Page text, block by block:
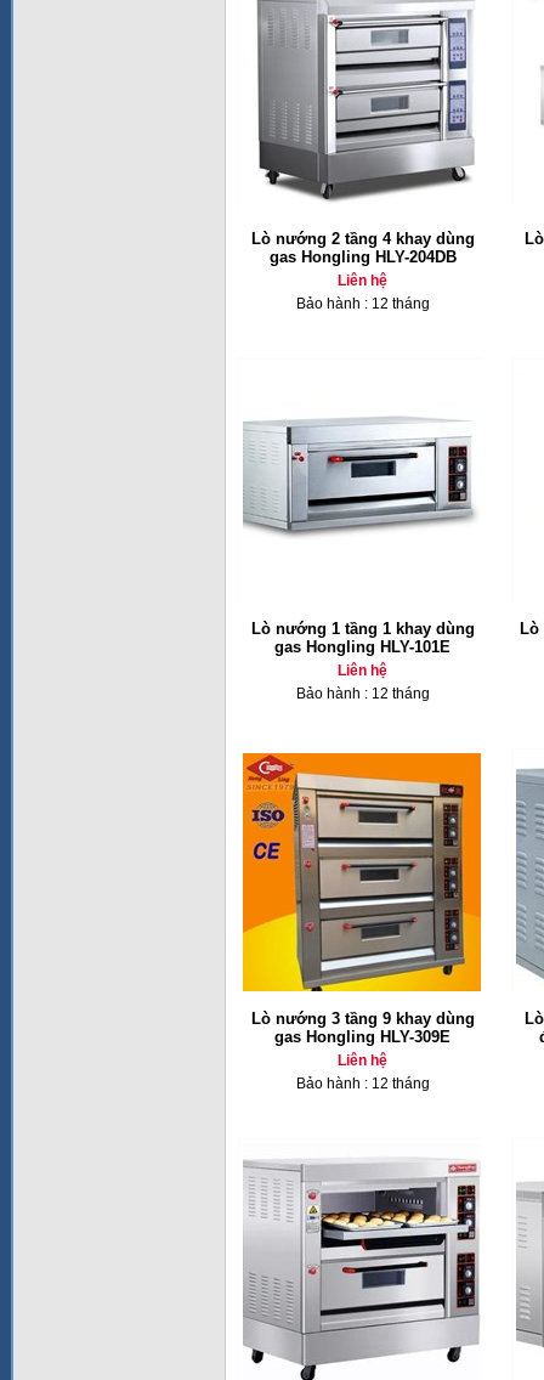
Lò nướng 2 tầng 4 khay dùng
gas Hongling HLY-204DB
Liên hệ
Bảo hành : 12 tháng
Lò nướng 1 tầng 1 khay dùng
gas Hongling HLY-101E
Liên hệ
Bảo hành : 12 tháng
Lò nướng 3 tầng 9 khay dùng
gas Hongling HLY-309E
Liên hệ
Bảo hành : 12 tháng